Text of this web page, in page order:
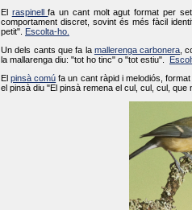
El raspinellfa un cant molt agut format per
comportament discret, sovint és més fàcil
petit".
Escolta-ho.
Un dels cants que fa la mallerenga carbonera ,
la mallarenga diu: "tot ho tinc" o "tot estiu".
Elpinsà comú fa un cant ràpid i melodiós,
el pinsà diu "El pinsà remena el cul, cul, cul,